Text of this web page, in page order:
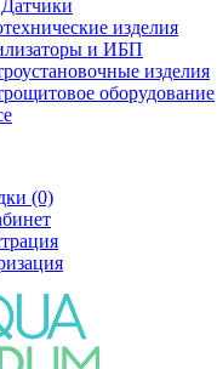
Датчики
изделия
и ИБП
изделия
оборудование
(0)